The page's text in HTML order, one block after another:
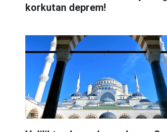
korkutan deprem!